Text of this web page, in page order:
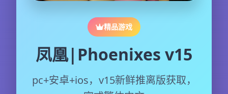
精品游戏
凤凰|Phoenixes v15
pc+安卓+ios，v15新鲜推离版获取，